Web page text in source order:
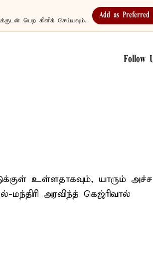
பெற கிளிக் செய்யவும்.
Add as Preferred
Follow
உள்ளதாகவும், யாரும்
அரவிந்த் கெஜ்ரிவால்